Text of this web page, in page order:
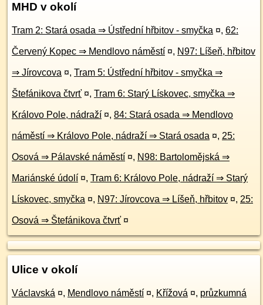
MHD v okolí
Tram 2: Stará osada ⇒ Ústřední hřbitov - smyčka ¤, 62:
Červený Kopec ⇒ Mendlovo náměstí ¤, N97: Líšeň, hřbitov
⇒ Jírovcova ¤, Tram 5: Ústřední hřbitov - smyčka ⇒
Štefánikova čtvrť ¤, Tram 6: Starý Lískovec, smyčka ⇒
Královo Pole, nádraží ¤, 84: Stará osada ⇒ Mendlovo
náměstí ⇒ Královo Pole, nádraží ⇒ Stará osada ¤, 25:
Osová ⇒ Pálavské náměstí ¤, N98: Bartolomějská ⇒
Mariánské údolí ¤, Tram 6: Královo Pole, nádraží ⇒ Starý
Lískovec, smyčka ¤, N97: Jírovcova ⇒ Líšeň, hřbitov ¤, 25:
Osová ⇒ Štefánikova čtvrť ¤
Ulice v okolí
Václavská ¤, Mendlovo náměstí ¤, Křížová ¤, průzkumná